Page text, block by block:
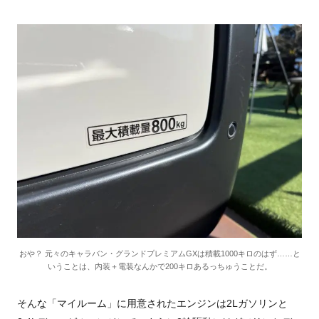
おや？ 元々のキャラバン・グランドプレミアムGXは積載1000キロのはず……と
いうことは、内装＋電装なんかで200キロあるっちゅうことだ。
そんな「マイルーム」に用意されたエンジンは2L ガソリンと